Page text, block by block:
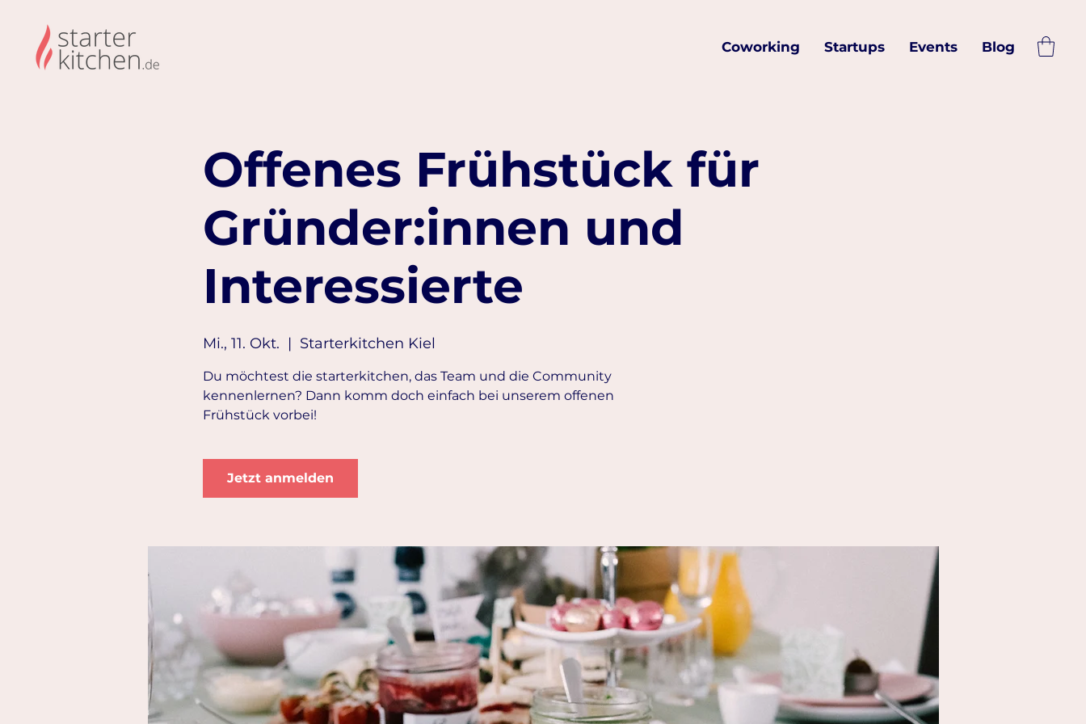
Coworking Startups Events Blog
Offenes Frühstück für
Gründer:innen und
Interessierte
Mi., 11. Okt.
  |
Starterkitchen Kiel
Du möchtest die starterkitchen, das Team und die Community
kennenlernen? Dann komm doch einfach bei unserem offenen
Frühstück vorbei!
Jetzt anmelden